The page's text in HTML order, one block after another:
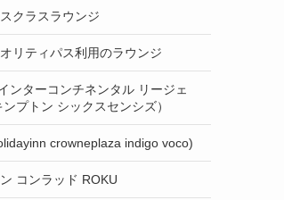
クラスラウンジ
リティパス利用のラウンジ
ンターコンチネンタル リージェ
ンプトン シックスセンシズ）
crowneplaza indigo voco)
コンラッド ROKU